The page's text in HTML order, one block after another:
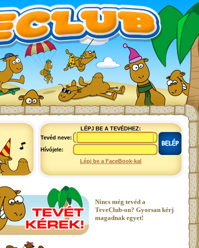
LÉPJ BE A TEVÉDHEZ:
Tevéd neve:
Hívójele:
Lépj be a FaceBook-kal
Nincs még tevéd a
TeveClub-on? Gyorsan kérj
magadnak egyet!